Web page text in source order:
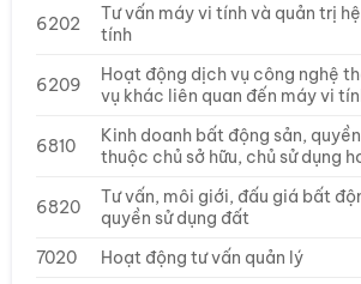
6202
Tư vấn máy vi tính và quản trị
tính
6209
Hoạt động dịch vụ công nghệ
vụ khác liên quan đến máy vi
6810
Kinh doanh bất động sản,
thuộc chủ sở hữu, chủ sử dụng
6820
Tư vấn, môi giới, đấu giá bất
quyền sử dụng đất
7020
Hoạt động tư vấn quản lý